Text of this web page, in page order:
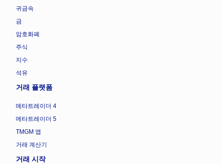
귀금속
금
암호화폐
주식
지수
석유
거래 플랫폼
메타트레이더 4
메타트레이더 5
TMGM 앱
거래 계산기
거래 시작